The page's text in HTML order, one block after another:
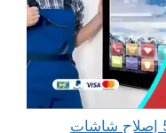
فني تصليح تلفزيونات 55880595 إصلاح شاشات